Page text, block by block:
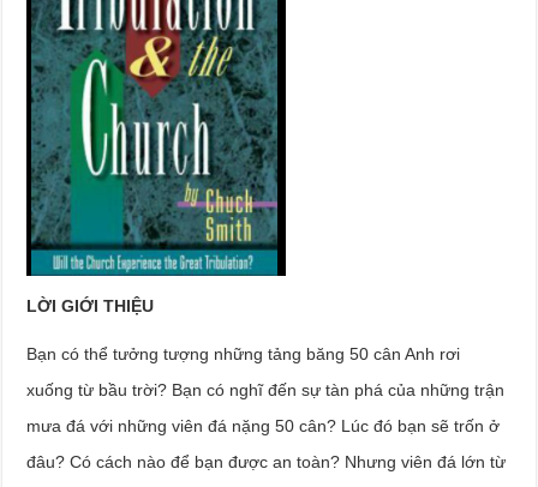
LỜI GIỚI THIỆU
Bạn có thể tưởng tượng những tảng băng 50 cân Anh rơi
xuống từ bầu trời? Bạn có nghĩ đến sự tàn phá của những trận
mưa đá với những viên đá nặng 50 cân? Lúc đó bạn sẽ trốn ở
đâu? Có cách nào để bạn được an toàn? Nhưng viên đá lớn từ